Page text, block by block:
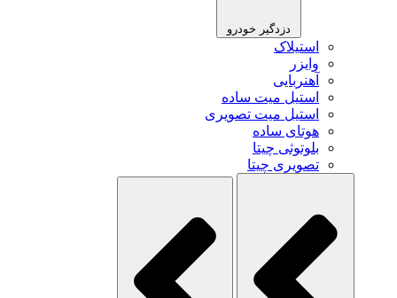
دزدگیر خودرو
استیلاک
وایزر
آهنربایی
استیل میت ساده
استیل میت تصویری
هوتای ساده
بلوتوثی چیتا
تصویری چیتا